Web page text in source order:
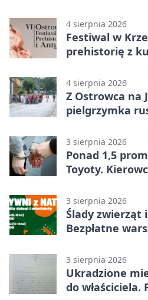
4 sierpnia 2026
Festiwal w
prehistorię z
4 sierpnia 2026
Z Ostrowca na
pielgrzymka
3 sierpnia 2026
Ponad 1,5
Toyoty.
3 sierpnia 2026
Ślady zwierząt
Bezpłatne
3 sierpnia 2026
Ukradzione
do właściciela.